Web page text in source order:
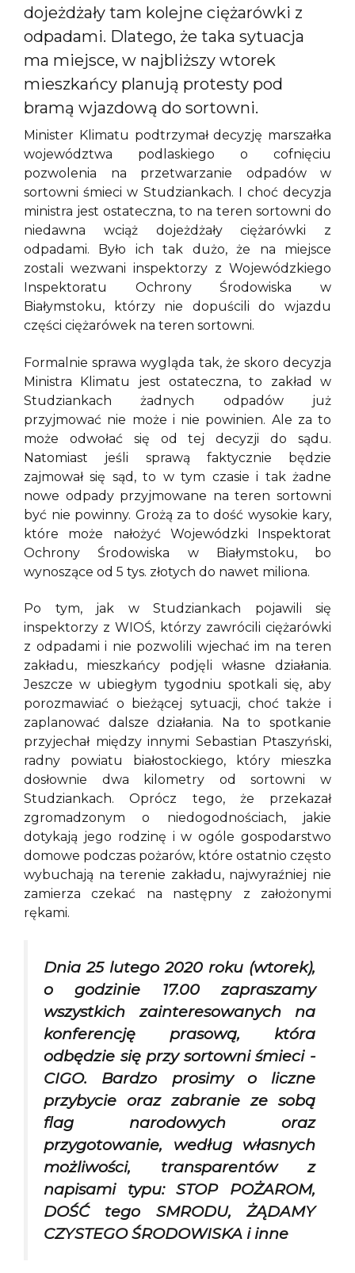
dojeżdżały tam kolejne ciężarówki z
odpadami. Dlatego, że taka sytuacja
ma miejsce, w najbliższy wtorek
mieszkańcy planują protesty pod
bramą wjazdową do sortowni.
Minister Klimatu podtrzymał decyzję marszałka
województwa podlaskiego o cofnięciu
pozwolenia na przetwarzanie odpadów w
sortowni śmieci w Studziankach. I choć decyzja
ministra jest ostateczna, to na teren sortowni do
niedawna wciąż dojeżdżały ciężarówki z
odpadami. Było ich tak dużo, że na miejsce
zostali wezwani inspektorzy z Wojewódzkiego
Inspektoratu Ochrony Środowiska w
Białymstoku, którzy nie dopuścili do wjazdu
części ciężarówek na teren sortowni.
Formalnie sprawa wygląda tak, że skoro decyzja
Ministra Klimatu jest ostateczna, to zakład w
Studziankach żadnych odpadów już
przyjmować nie może i nie powinien. Ale za to
może odwołać się od tej decyzji do sądu.
Natomiast jeśli sprawą faktycznie będzie
zajmował się sąd, to w tym czasie i tak żadne
nowe odpady przyjmowane na teren sortowni
być nie powinny. Grożą za to dość wysokie kary,
które może nałożyć Wojewódzki Inspektorat
Ochrony Środowiska w Białymstoku, bo
wynoszące od 5 tys. złotych do nawet miliona.
Po tym, jak w Studziankach pojawili się
inspektorzy z WIOŚ, którzy zawrócili ciężarówki
z odpadami i nie pozwolili wjechać im na teren
zakładu, mieszkańcy podjęli własne działania.
Jeszcze w ubiegłym tygodniu spotkali się, aby
porozmawiać o bieżącej sytuacji, choć także i
zaplanować dalsze działania. Na to spotkanie
przyjechał między innymi Sebastian Ptaszyński,
radny powiatu białostockiego, który mieszka
dosłownie dwa kilometry od sortowni w
Studziankach. Oprócz tego, że przekazał
zgromadzonym o niedogodnościach, jakie
dotykają jego rodzinę i w ogóle gospodarstwo
domowe podczas pożarów, które ostatnio często
wybuchają na terenie zakładu, najwyraźniej nie
zamierza czekać na następny z założonymi
rękami.
Dnia 25 lutego 2020 roku (wtorek),
o godzinie 17.00 zapraszamy
wszystkich zainteresowanych na
konferencję prasową, która
odbędzie się przy sortowni śmieci -
CIGO. Bardzo prosimy o liczne
przybycie oraz zabranie ze sobą
flag narodowych oraz
przygotowanie, według własnych
możliwości, transparentów z
napisami typu: STOP POŻAROM,
DOŚĆ tego SMRODU, ŻĄDAMY
CZYSTEGO ŚRODOWISKA i inne